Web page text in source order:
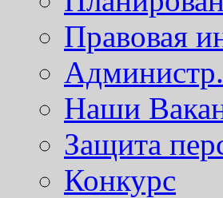
Правовая
Наши
Защита
Конкурс